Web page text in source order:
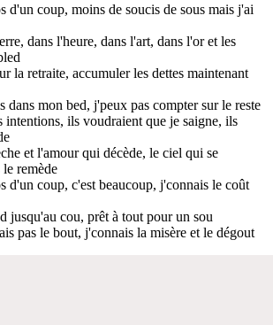
d'un coup, moins de soucis de sous mais j'ai
dans l'heure, dans l'art, dans l'or et les
la retraite, accumuler les dettes maintenant
dans mon bed, j'peux pas compter sur le reste
intentions, ils voudraient que je saigne, ils
et l'amour qui décède, le ciel qui se
remède
d'un coup, c'est beaucoup, j'connais le coût
jusqu'au cou, prêt à tout pour un sou
pas le bout, j'connais la misère et le dégout